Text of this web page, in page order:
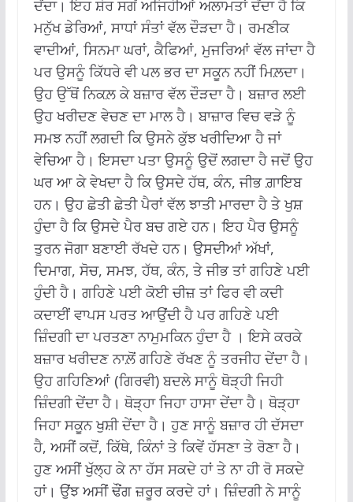
ਦੇਂਦਾ। ਇਹ ਸ਼ੋਰ ਸਗੋਂ ਅਜਿਹੀਆਂ ਅਲਾਮਤਾਂ ਦੇਂਦਾ ਹੈ ਕਿ
ਮਨੁੱਖ ਡੇਰਿਆਂ, ਸਾਧਾਂ ਸੰਤਾਂ ਵੱਲ ਦੌੜਦਾ ਹੈ। ਰਮਣੀਕ
ਵਾਦੀਆਂ, ਸਿਨਮਾ ਘਰਾਂ, ਕੈਫਿਆਂ, ਮੁਜਰਿਆਂ ਵੱਲ ਜਾਂਦਾ ਹੈ
ਪਰ ਉਸਨੂੰ ਕਿੱਧਰੇ ਵੀ ਪਲ ਭਰ ਦਾ ਸਕੂਨ ਨਹੀਂ ਮਿਲ਼ਦਾ।
ਉਹ ਉੱਥੋਂ ਨਿਕਲ਼ ਕੇ ਬਜ਼ਾਰ ਵੱਲ ਦੌੜਦਾ ਹੈ। ਬਜ਼ਾਰ ਲਈ
ਉਹ ਖਰੀਦਣ ਵੇਚਣ ਦਾ ਮਾਲ ਹੈ। ਬਾਜ਼ਾਰ ਵਿਚ ਵੜੇ ਨੂੰ
ਸਮਝ ਨਹੀਂ ਲਗਦੀ ਕਿ ਉਸਨੇ ਕੁੱਝ ਖਰੀਦਿਆ ਹੈ ਜਾਂ
ਵੇਚਿਆ ਹੈ। ਇਸਦਾ ਪਤਾ ਉਸਨੂੰ ਉਦੋਂ ਲਗਦਾ ਹੈ ਜਦੋਂ ਉਹ
ਘਰ ਆ ਕੇ ਵੇਖਦਾ ਹੈ ਕਿ ਉਸਦੇ ਹੱਥ, ਕੰਨ, ਜੀਭ ਗ਼ਾਇਬ
ਹਨ। ਉਹ ਛੇਤੀ ਛੇਤੀ ਪੈਰਾਂ ਵੱਲ ਝਾਤੀ ਮਾਰਦਾ ਹੈ ਤੇ ਖੁਸ਼
ਹੁੰਦਾ ਹੈ ਕਿ ਉਸਦੇ ਪੈਰ ਬਚ ਗਏ ਹਨ। ਇਹ ਪੈਰ ਉਸਨੂੰ
ਤੁਰਨ ਜੋਗਾ ਬਣਾਈ ਰੱਖਦੇ ਹਨ। ਉਸਦੀਆਂ ਅੱਖਾਂ,
ਦਿਮਾਗ, ਸੋਚ, ਸਮਝ, ਹੱਥ, ਕੰਨ, ਤੇ ਜੀਭ ਤਾਂ ਗਹਿਣੇ ਪਈ
ਹੁੰਦੀ ਹੈ। ਗਹਿਣੇ ਪਈ ਕੋਈ ਚੀਜ਼ ਤਾਂ ਫਿਰ ਵੀ ਕਦੀ
ਕਦਾਈਂ ਵਾਪਸ ਪਰਤ ਆਉਂਦੀ ਹੈ ਪਰ ਗਹਿਣੇ ਪਈ
ਜ਼ਿੰਦਗੀ ਦਾ ਪਰਤਣਾ ਨਾਮੁਮਕਿਨ ਹੁੰਦਾ ਹੈ । ਇਸੇ ਕਰਕੇ
ਬਜ਼ਾਰ ਖਰੀਦਣ ਨਾਲ਼ੋਂ ਗਹਿਣੇ ਰੱਖਣ ਨੂੰ ਤਰਜੀਹ ਦੇਂਦਾ ਹੈ।
ਉਹ ਗਹਿਣਿਆਂ (ਗਿਰਵੀ) ਬਦਲੇ ਸਾਨੂੰ ਥੋੜ੍ਹੀ ਜਿਹੀ
ਜ਼ਿੰਦਗੀ ਦੇਂਦਾ ਹੈ। ਥੋੜ੍ਹਾ ਜਿਹਾ ਹਾਸਾ ਦੇਂਦਾ ਹੈ। ਥੋੜ੍ਹਾ
ਜਿਹਾ ਸਕੂਨ ਖੁਸ਼ੀ ਦੇਂਦਾ ਹੈ। ਹੁਣ ਸਾਨੂੰ ਬਜ਼ਾਰ ਹੀ ਦੱਸਦਾ
ਹੈ, ਅਸੀਂ ਕਦੋਂ, ਕਿੱਥੇ, ਕਿੰਨਾਂ ਤੇ ਕਿਵੇਂ ਹੱਸਣਾ ਤੇ ਰੋਣਾ ਹੈ।
ਹੁਣ ਅਸੀਂ ਖੁੱਲ੍ਹ ਕੇ ਨਾ ਹੱਸ ਸਕਦੇ ਹਾਂ ਤੇ ਨਾ ਹੀ ਰੋ ਸਕਦੇ
ਹਾਂ। ਉਂਝ ਅਸੀਂ ਢੌਂਗ ਜ਼ਰੂਰ ਕਰਦੇ ਹਾਂ। ਜ਼ਿੰਦਗੀ ਨੇ ਸਾਨੂੰ